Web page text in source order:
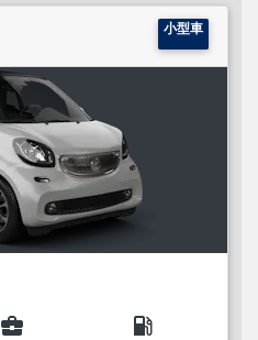
小型車
business_center local_gas_station